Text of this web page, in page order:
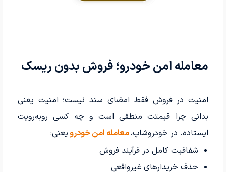
معامله امن خودرو؛ فروش بدون ریسک
امنیت در فروش فقط امضای سند نیست؛ امنیت یعنی
بدانی چرا قیمتت منطقی است و چه کسی روبه‌رویت
ایستاده. در خودروشاپ،معامله امن خودرویعنی:
شفافیت کامل در فرآیند فروش
حذف خریدارهای غیرواقعی